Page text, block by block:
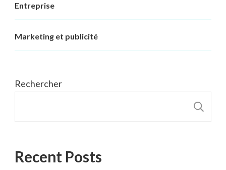
Entreprise
Marketing et publicité
Rechercher
Recent Posts